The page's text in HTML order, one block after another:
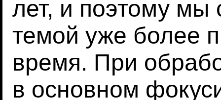
лет, и поэтому мы
темой уже более
время. При
в основном